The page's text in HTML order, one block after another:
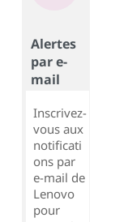
Alertes
par e-
mail
Inscrivez-
vous aux
notificati
ons par
e-mail de
Lenovo
pour